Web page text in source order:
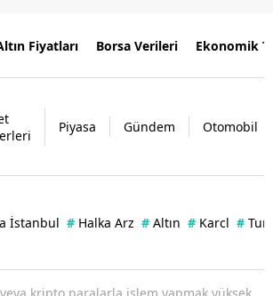
Fiyatları Borsa Verileri Ekonomik
Piyasa Gündem Otomobil
İstanbul # Halka Arz # Altın # Karcl #